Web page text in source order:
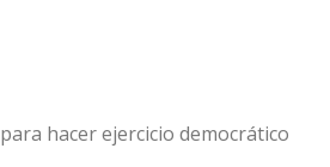
hacer ejercicio democrático